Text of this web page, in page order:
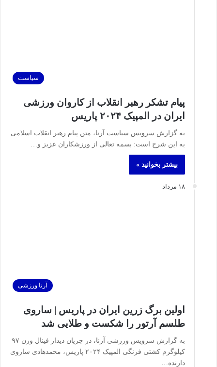
سیاست
پیام تشکر رهبر انقلاب از کاروان ورزشی
ایران در المپیک ۲۰۲۴ پاریس
به گزارش سرویس سیاست آرنا، متن پیام رهبر انقلاب اسلامی
به این شرح است: بسمه تعالی از ورزشکاران عزیز و…
بیشتر بخوانید »
۱۸ مرداد
آرنا ورزشی
اولین برگ زرین ایران در پاریس | ساروی
طلسم آرتور را شکست و طلایی شد
به گزارش سرویس ورزشی آرنا، در جریان دیدار فینال وزن ۹۷
کیلوگرم کشتی فرنگی المپیک ۲۰۲۴ پاریس، محمدهادی ساروی
دارنده…